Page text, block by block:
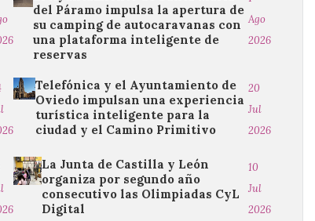
del Páramo impulsa la apertura de
su camping de autocaravanas con
una plataforma inteligente de
reservas
Ago
2026
Telefónica y el Ayuntamiento de
Oviedo impulsan una experiencia
turística inteligente para la
ciudad y el Camino Primitivo
20
Jul
2026
La Junta de Castilla y León
organiza por segundo año
consecutivo las Olimpiadas CyL
Digital
10
Jul
2026